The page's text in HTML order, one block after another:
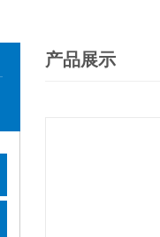
产品展示